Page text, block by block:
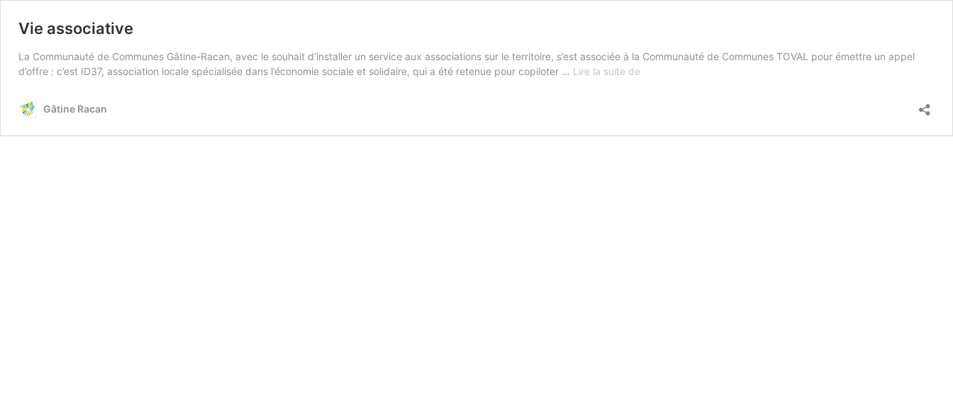
Vie associative
La Communauté de Communes Gâtine-Racan, avec le souhait d’installer un service aux associations sur le territoire, s’est associée à la Communauté de Communes TOVAL pour émettre un appel
d’offre : c’est ID37, association locale spécialisée dans l’économie sociale et solidaire, qui a été retenue pour copiloter … Lire la suite de
Gâtine Racan